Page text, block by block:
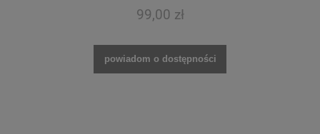
99,00 zł
powiadom o dostępności